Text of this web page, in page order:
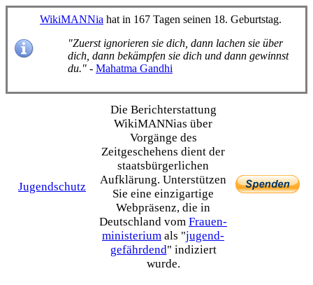
WikiMANNia hat in 167 Tagen seinen 18. Geburtstag.
"Zuerst ignorieren sie dich, dann lachen sie über
dich, dann bekämpfen sie dich und dann gewinnst
du." - Mahatma Gandhi
Jugendschutz
Die Bericht­erstattung
WikiMANNias über
Vorgänge des
Zeitgeschehens dient der
staats­bürgerlichen
Aufklärung. Unterstützen
Sie eine einzig­artige
Webpräsenz, die in
Deutschland vom Frauen­
ministerium als "jugend­
gefährdend" indiziert
wurde.